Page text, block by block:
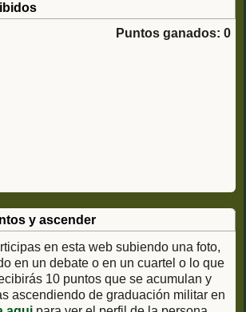
Puntos ganados: 0
y ascender
en esta web subiendo una foto,
en un debate o en un cuartel o lo que
10 puntos que se acumulan y
ascendiendo de graduación militar en